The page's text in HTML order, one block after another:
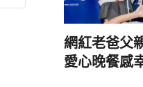
網紅老爸父
愛心晚餐感